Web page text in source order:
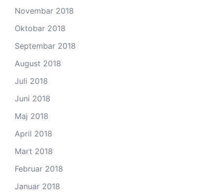
Novembar 2018
Oktobar 2018
Septembar 2018
August 2018
Juli 2018
Juni 2018
Maj 2018
April 2018
Mart 2018
Februar 2018
Januar 2018